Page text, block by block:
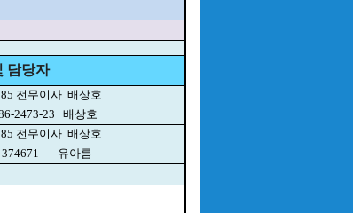
담당자
전무이사 배상호
2473-23
배상호
전무이사 배상호
유아름